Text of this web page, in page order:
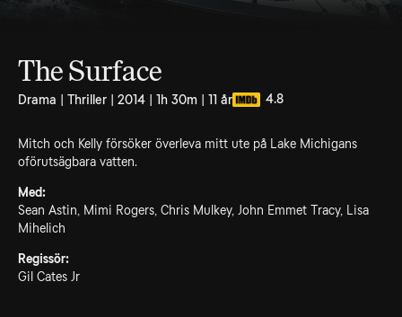
The Surface
Drama | Thriller | 2014 | 1h 30m | 11 år 4.8
Mitch och Kelly försöker överleva mitt ute på Lake Michigans
oförutsägbara vatten.
Med:
Sean Astin, Mimi Rogers, Chris Mulkey, John Emmet Tracy, Lisa
Mihelich
Regissör:
Gil Cates Jr